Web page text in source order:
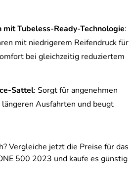
mit Tubeless-Ready-Technologie:
mit niedrigerem Reifendruck für
bei gleichzeitig reduziertem
Sattel: Sorgt für angenehmen
Ausfahrten und beugt
Vergleiche jetzt die Preise für das
500 2023 und kaufe es günstig